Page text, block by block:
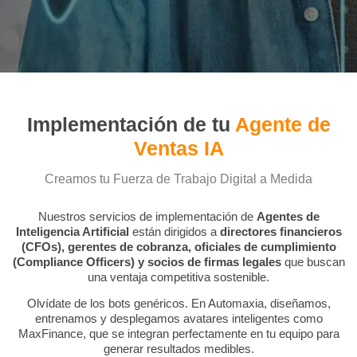
Implementación de tu Agente de
Ventas IA
Creamos tu Fuerza de Trabajo Digital a Medida
Nuestros servicios de implementación de Agentes de
Inteligencia Artificial están dirigidos a directores financieros
(CFOs), gerentes de cobranza, oficiales de cumplimiento
(Compliance Officers) y socios de firmas legalesque buscan
una ventaja competitiva sostenible.
Olvídate de los bots genéricos. En Automaxia, diseñamos,
entrenamos y desplegamos avatares inteligentes como
MaxFinance, que se integran perfectamente en tu equipo para
generar resultados medibles.